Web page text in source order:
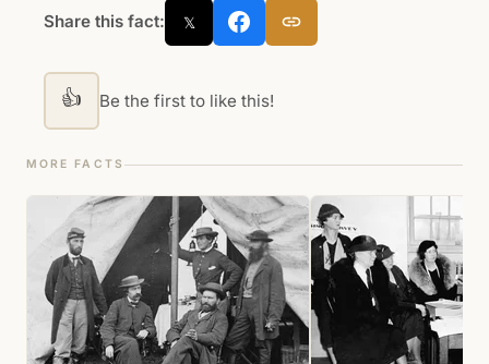
Share this fact: 𝕏
👍 Be the first to like this!
MORE FACTS